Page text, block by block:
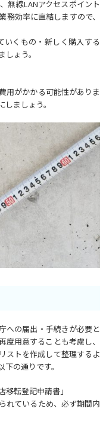
無線LANアクセスポイント
効率に直結しますので、
いくもの・新しく購入する
ょう。
用がかかる可能性がありま
ましょう。
への届出・手続きが必要と
用意することも考慮し、
ストを作成して整理するよ
の通りです。
転登記申請書」
れているため、必ず期間内